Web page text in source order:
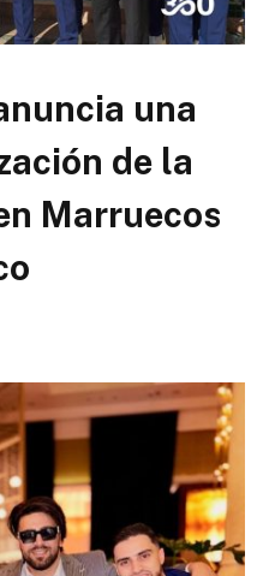
una
de la
Marruecos